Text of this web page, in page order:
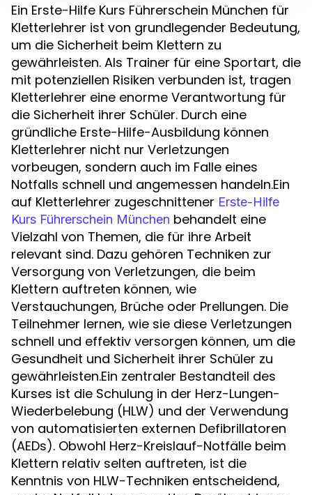
Ein Erste-Hilfe Kurs Führerschein München für
Kletterlehrer ist von grundlegender Bedeutung,
um die Sicherheit beim Klettern zu
gewährleisten. Als Trainer für eine Sportart, die
mit potenziellen Risiken verbunden ist, tragen
Kletterlehrer eine enorme Verantwortung für
die Sicherheit ihrer Schüler. Durch eine
gründliche Erste-Hilfe-Ausbildung können
Kletterlehrer nicht nur Verletzungen
vorbeugen, sondern auch im Falle eines
Notfalls schnell und angemessen handeln.Ein
auf Kletterlehrer zugeschnittener Erste-Hilfe
Kurs Führerschein München behandelt eine
Vielzahl von Themen, die für ihre Arbeit
relevant sind. Dazu gehören Techniken zur
Versorgung von Verletzungen, die beim
Klettern auftreten können, wie
Verstauchungen, Brüche oder Prellungen. Die
Teilnehmer lernen, wie sie diese Verletzungen
schnell und effektiv versorgen können, um die
Gesundheit und Sicherheit ihrer Schüler zu
gewährleisten.Ein zentraler Bestandteil des
Kurses ist die Schulung in der Herz-Lungen-
Wiederbelebung (HLW) und der Verwendung
von automatisierten externen Defibrillatoren
(AEDs). Obwohl Herz-Kreislauf-Notfälle beim
Klettern relativ selten auftreten, ist die
Kenntnis von HLW-Techniken entscheidend,